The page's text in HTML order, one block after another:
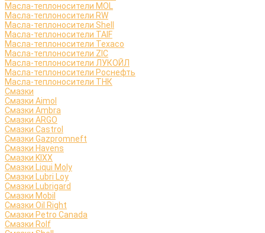
Масла-теплоносители MOL
Масла-теплоносители RW
Масла-теплоносители Shell
Масла-теплоносители TAIF
Масла-теплоносители Texaco
Масла-теплоносители ZIC
Масла-теплоносители ЛУКОЙЛ
Масла-теплоносители Роснефть
Масла-теплоносители ТНК
Смазки
Смазки Aimol
Смазки Ambra
Смазки ARGO
Смазки Castrol
Смазки Gazpromneft
Смазки Havens
Смазки KIXX
Смазки Liqui Moly
Смазки Lubri Loy
Смазки Lubrigard
Смазки Mobil
Смазки Oil Right
Смазки Petro Canada
Смазки Rolf